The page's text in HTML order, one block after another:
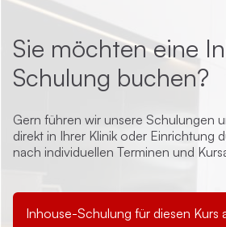
Sie möchten eine
Schulung buchen?
Gern führen wir unsere Schulungen
direkt in Ihrer Klinik oder Einrichtung
nach individuellen Terminen und
Inhouse-Schulung für diesen Kurs